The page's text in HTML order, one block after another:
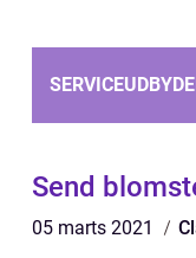
Send
05 marts 2021